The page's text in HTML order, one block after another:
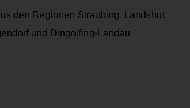
den Regionen Straubing, Landshut,
und Dingolfing-Landau